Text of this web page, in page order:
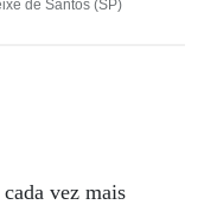
de Santos (SP)
vez mais